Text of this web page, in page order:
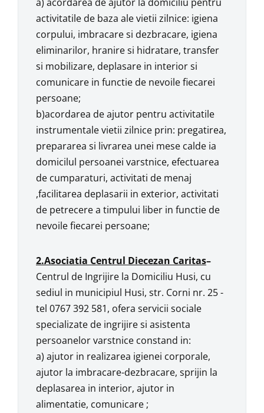
activitatile de baza ale vietii zilnice: igiena
corpului, imbracare si dezbracare, igiena
eliminarilor, hranire si hidratare, transfer
si mobilizare, deplasare in interior si
comunicare in functie de nevoile fiecarei
persoane;
b)acordarea de ajutor pentru activitatile
instrumentale vietii zilnice prin: pregatirea,
prepararea si livrarea unei mese calde ia
domicilul persoanei varstnice, efectuarea
de cumparaturi, activitati de menaj
,facilitarea deplasarii in exterior, activitati
de petrecere a timpului liber in functie de
nevoile fiecarei persoane;
2.Asociatia Centrul Diecezan Caritas–
Centrul de Ingrijire la Domiciliu Husi, cu
sediul in municipiul Husi, str. Corni nr. 25 -
tel 0767 392 581, ofera servicii sociale
specializate de ingrijire si asistenta
persoanelor varstnice constand in:
a) ajutor in realizarea igienei corporale,
ajutor la imbracare-dezbracare, sprijin la
deplasarea in interior, ajutor in
alimentatie, comunicare ;